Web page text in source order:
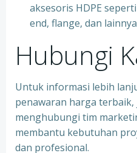
aksesoris HDPE
end, flange, dan
Hubungi
Untuk informasi lebih
penawaran harga
menghubungi tim
membantu kebutuhan
dan profesional.